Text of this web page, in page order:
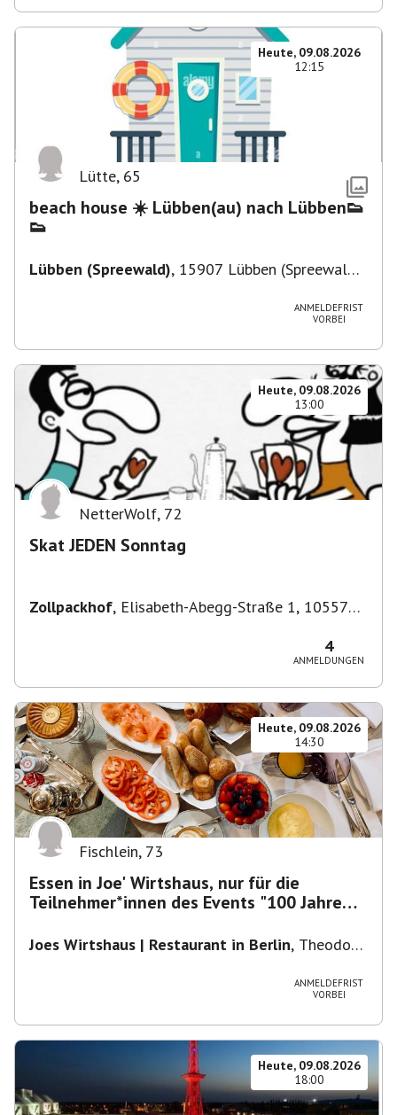
Heute, 09.08.2026
12:15
Lütte, 65
beach house ☀️ Lübben(au) nach Lübben👟
👟
Lübben (Spreewald), 15907 Lübben (Spreewald),
ANMELDEFRIST
VORBEI
Heute, 09.08.2026
13:00
NetterWolf, 72
Skat JEDEN Sonntag
Zollpackhof, Elisabeth-Abegg-Straße 1, 10557
4
ANMELDUNGEN
Heute, 09.08.2026
14:30
Fischlein, 73
Essen in Joe' Wirtshaus, nur für die
Teilnehmer*innen des Events "100 Jahre
Joes Wirtshaus | Restaurant in Berlin, Theodor-
ANMELDEFRIST
VORBEI
Heute, 09.08.2026
18:00